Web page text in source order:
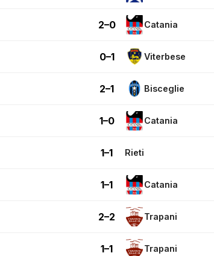
2–0 Catania
0–1 Viterbese
2–1 Bisceglie
1–0 Catania
1–1 Rieti
1–1 Catania
2–2 Trapani
1–1 Trapani